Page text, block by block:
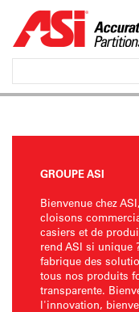
GROUPE ASI
Bienvenue chez
cloisons
casiers et de
rend ASI si unique
fabrique des
tous nos produits
transparente.
l'innovation,